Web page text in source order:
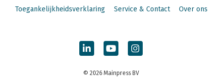
Toegankelijkheidsverklaring
Service & Contact Over ons
© 2026 Mainpress BV